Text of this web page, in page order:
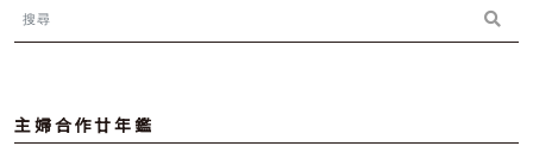
主婦合作廿年鑑